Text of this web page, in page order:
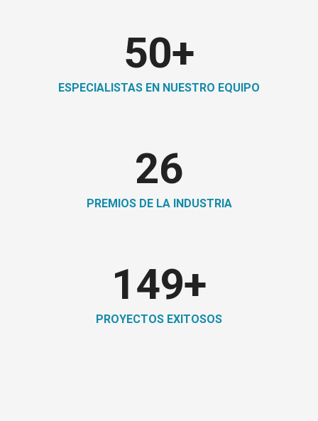
50+
ESPECIALISTAS EN NUESTRO EQUIPO
26
PREMIOS DE LA INDUSTRIA
150+
PROYECTOS EXITOSOS